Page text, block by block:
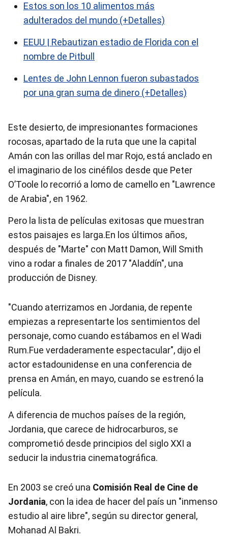
Estos son los 10 alimentos más
adulterados del mundo (+Detalles)
EEUU | Rebautizan estadio de Florida con el
nombre de Pitbull
Lentes de John Lennon fueron subastados
por una gran suma de dinero (+Detalles)
Este desierto, de impresionantes formaciones
rocosas, apartado de la ruta que une la capital
Amán con las orillas del mar Rojo, está anclado en
el imaginario de los cinéfilos desde que Peter
O’Toole lo recorrió a lomo de camello en "Lawrence
de Arabia", en 1962.
Pero la lista de películas exitosas que muestran
estos paisajes es larga.En los últimos años,
después de "Marte" con Matt Damon, Will Smith
vino a rodar a finales de 2017 "Aladdín", una
producción de Disney.
"Cuando aterrizamos en Jordania, de repente
empiezas a representarte los sentimientos del
personaje, como cuando estábamos en el Wadi
Rum.Fue verdaderamente espectacular", dijo el
actor estadounidense en una conferencia de
prensa en Amán, en mayo, cuando se estrenó la
película.
A diferencia de muchos países de la región,
Jordania, que carece de hidrocarburos, se
comprometió desde principios del siglo XXI a
seducir la industria cinematográfica.
En 2003 se creó una Comisión Real de Cine de
Jordania, con la idea de hacer del país un "inmenso
estudio al aire libre", según su director general,
Mohanad Al Bakri.